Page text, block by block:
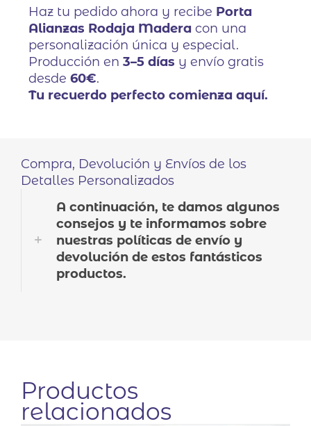
Haz tu pedido ahora y recibe Porta
Alianzas Rodaja Madera con una
personalización única y especial.
Producción en3–5 días y envío gratis
desde60€.
Tu recuerdo perfecto comienza aquí.
Compra, Devolución y Envíos de los
Detalles Personalizados
A continuación, te damos algunos
consejos y te informamos sobre
nuestras políticas de envío y
devolución de estos fantásticos
productos.
Productos
relacionados